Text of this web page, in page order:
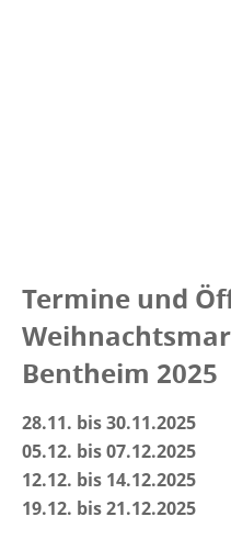
Termine und
Bentheim 2025
28.11. bis 30.11.2025
05.12. bis 07.12.2025
12.12. bis 14.12.2025
19.12. bis 21.12.2025